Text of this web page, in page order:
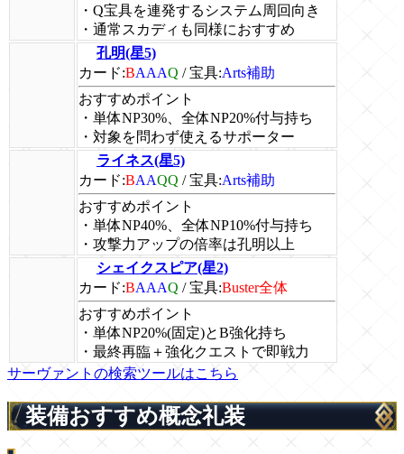
・Q宝具を連発するシステム周回向き
・通常スカディも同様におすすめ
孔明(星5)
カード:BAAAQ /宝具:Arts補助
おすすめポイント
・単体NP30%、全体NP20%付与持ち
・対象を問わず使えるサポーター
ライネス(星5)
カード:BAAQQ /宝具:Arts補助
おすすめポイント
・単体NP40%、全体NP10%付与持ち
・攻撃力アップの倍率は孔明以上
シェイクスピア(星2)
カード:BAAAQ /宝具:Buster全体
おすすめポイント
・単体NP20%(固定)とB強化持ち
・最終再臨＋強化クエストで即戦力
サーヴァントの検索ツールはこちら
装備おすすめ概念礼装